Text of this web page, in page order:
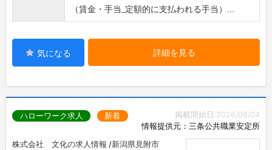
（賃金・手当_定額的に支払われる手当）...
気になる 詳細を見る
掲載開始日:2026/08/04
情報提供元：三条公共職業安定所
ハローワーク求人 新着
株式会社 文化の求人情報 /新潟県見附市